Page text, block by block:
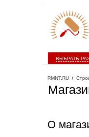
ВЫБРАТЬ
RMNT.RU /
О